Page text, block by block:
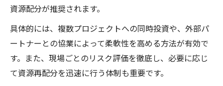
資源配分が推奨されます。
具体的には、複数プロジェクトへの同時投資や、外部パ
ートナーとの協業によって柔軟性を高める方法が有効で
す。また、現場ごとのリスク評価を徹底し、必要に応じ
て資源再配分を迅速に行う体制も重要です。